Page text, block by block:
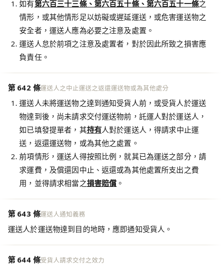
如有第六百三十三條、第六百五十條、第六百五十一條之
情形，或其他情形足以妨礙或遲延運送，或危害運送物之
安全者，運送人應為必要之注意及處置。
運送人怠於前項之注意及處置者，對於因此所致之損害應
負責任。
第 642 條運送人之中止運送之返還運送物或為其他處分
運送人未將運送物之達到通知受貨人前，或受貨人於運送
物達到後，尚未請求交付運送物前，託運人對於運送人，
如已填發提單者，其持有人對於運送人，得請求中止運
送，返還運送物，或為其他之處置。
前項情形，運送人得按照比例，就其已為運送之部分，請
求運費，及償還因中止、返還或為其他處置所支出之費
用，並得請求相當之損害賠償 。
第 643 條運送人通知義務
運送人於運送物達到目的地時，應即通知受貨人。
第 644 條受貨人請求交付之效力